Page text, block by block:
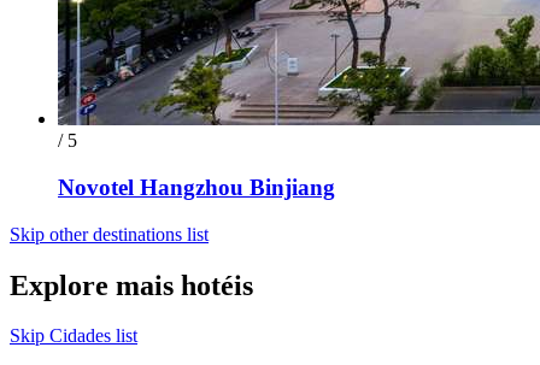
/ 5
Novotel Hangzhou Binjiang
Skip other destinations list
Explore mais hotéis
Skip Cidades list